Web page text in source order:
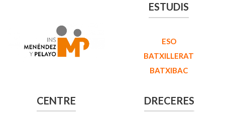
ESTUDIS
ESO
BATXILLERAT
BATXIBAC
CENTRE DRECERES